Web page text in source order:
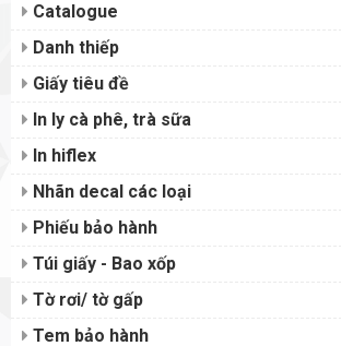
Catalogue
Danh thiếp
Giấy tiêu đề
In ly cà phê, trà sữa
In hiflex
Nhãn decal các loại
Phiếu bảo hành
Túi giấy - Bao xốp
Tờ rơi/ tờ gấp
Tem bảo hành